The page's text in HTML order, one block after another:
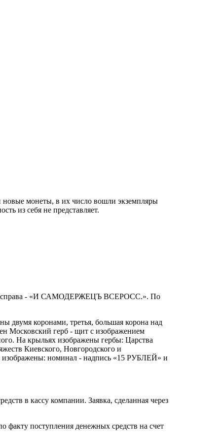
монеты, в их число вошли экземпляры
из себя не представляет.
справа - «И САМОДЕРЖЕЦЪ ВСЕРОСС.». По
двумя коронами, третья, большая корона над
Московский герб - щит с изображением
На крыльях изображены гербы: Царства
Киевского, Новгородского и
изображены: номинал - надпись «15 РУБЛЕЙ» и
в кассу компании. Заявка, сделанная через
факту поступления денежных средств на счет